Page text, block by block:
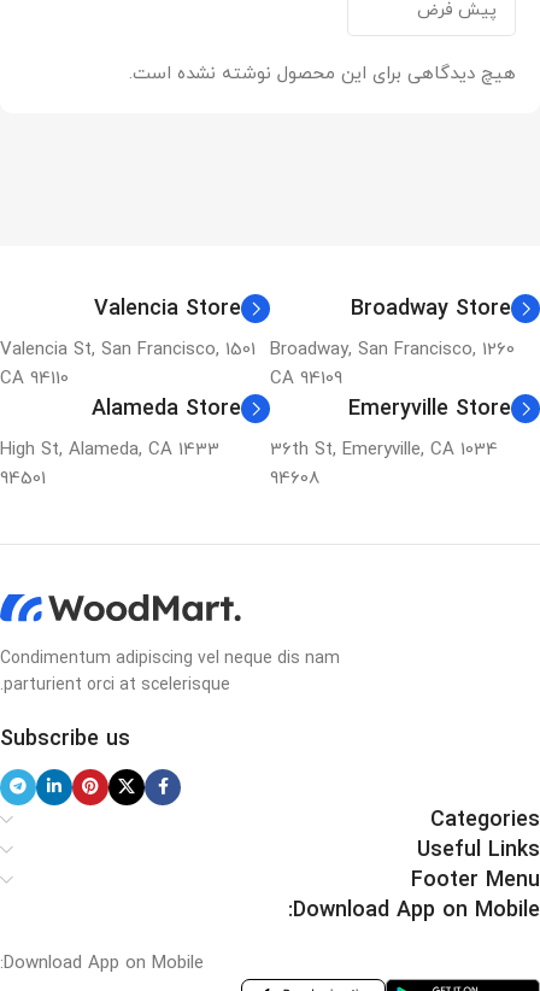
هیچ دیدگاهی برای این محصول نوشته نشده است.
Broadway Store
1260 Broadway, San Francisco,
CA 94109
Valencia Store
1501 Valencia St, San Francisco,
CA 94110
Emeryville Store
1034 36th St, Emeryville, CA
94608
Alameda Store
1433 High St, Alameda, CA
94501
Condimentum adipiscing vel neque dis nam
parturient orci at scelerisque.
Subscribe us
Categories
Useful Links
Footer Menu
Download App on Mobile:
Download App on Mobile: